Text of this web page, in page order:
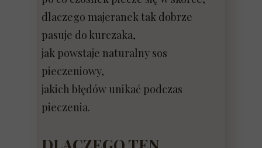
dlaczego majeranek tak dobrze
pasuje do kurczaka,
jak powstaje naturalny sos
pieczeniowy,
jakich błędów unikać podczas
pieczenia.